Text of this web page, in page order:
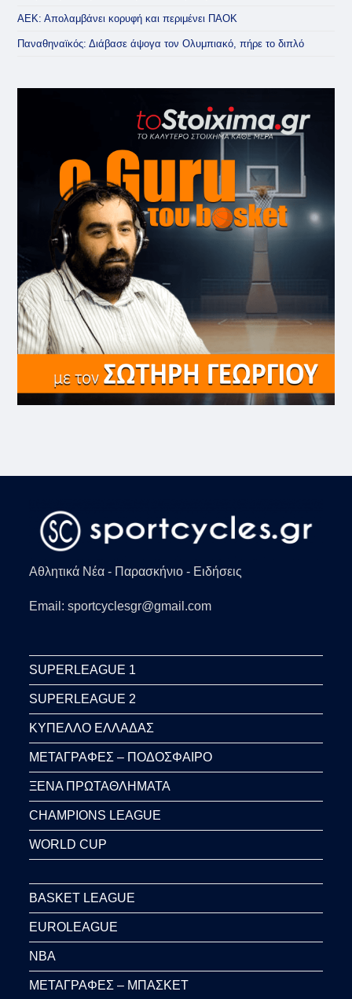
ΑΕΚ: Απολαμβάνει κορυφή και περιμένει ΠΑΟΚ
Παναθηναϊκός: Διάβασε άψογα τον Ολυμπιακό, πήρε το διπλό
Αθλητικά Νέα - Παρασκήνιο - Ειδήσεις
Email: sportcyclesgr@gmail.com
SUPERLEAGUE 1
SUPERLEAGUE 2
ΚΥΠΕΛΛΟ ΕΛΛΑΔΑΣ
ΜΕΤΑΓΡΑΦΕΣ – ΠΟΔΟΣΦΑΙΡΟ
ΞΕΝΑ ΠΡΩΤΑΘΛΗΜΑΤΑ
CHAMPIONS LEAGUE
WORLD CUP
BASKET LEAGUE
EUROLEAGUE
NBA
ΜΕΤΑΓΡΑΦΕΣ – ΜΠΑΣΚΕΤ